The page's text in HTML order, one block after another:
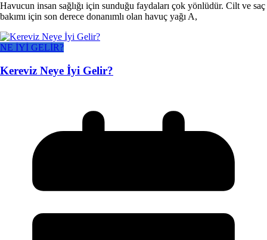
Havucun insan sağlığı için sunduğu faydaları çok yönlüdür. Cilt ve saç
bakımı için son derece donanımlı olan havuç yağı A,
NE İYİ GELİR?
Kereviz Neye İyi Gelir?